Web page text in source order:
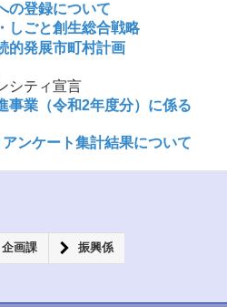
の登録について
しごと創生総合戦略
的発展市町村計画
シティ宣言
事業（令和2年度分）に係る
ンケート集計結果について
企画課 振興係